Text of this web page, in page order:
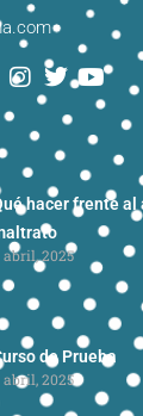
hacer frente al
abril, 2025
de Prueba
abril, 2025